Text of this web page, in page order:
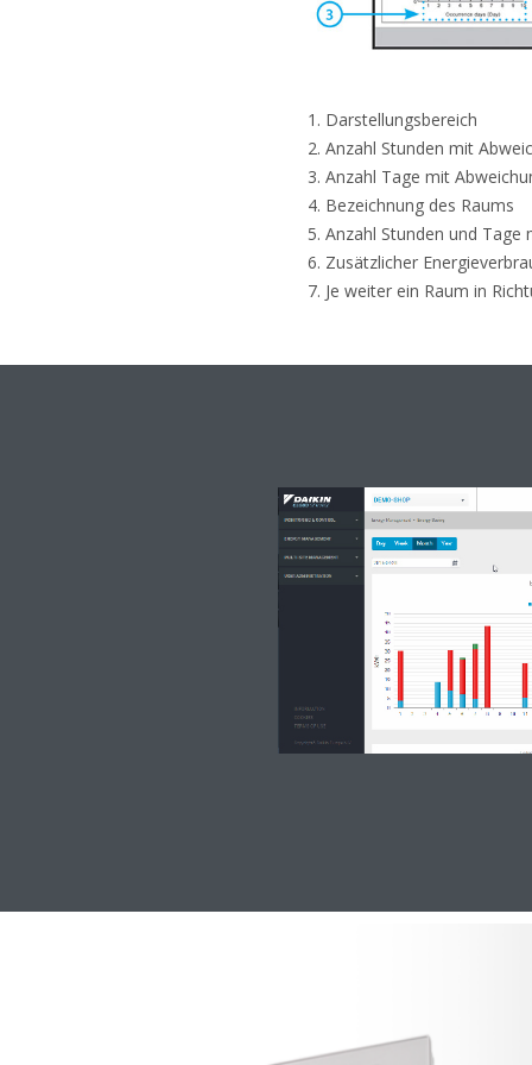
Darstellungsbereich
Anzahl Stunden mit
Anzahl Tage mit
Bezeichnung des Raums
Anzahl Stunden und Tage
Zusätzlicher
Je weiter ein Raum in